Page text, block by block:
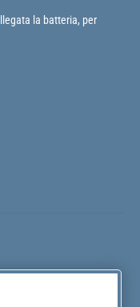
la batteria, per